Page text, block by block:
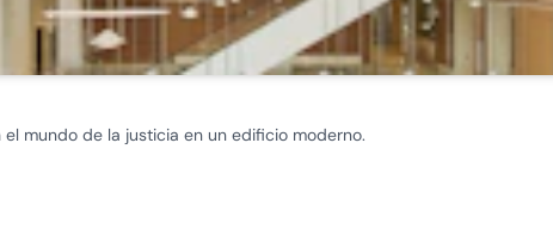
mundo de la justicia en un edificio moderno.